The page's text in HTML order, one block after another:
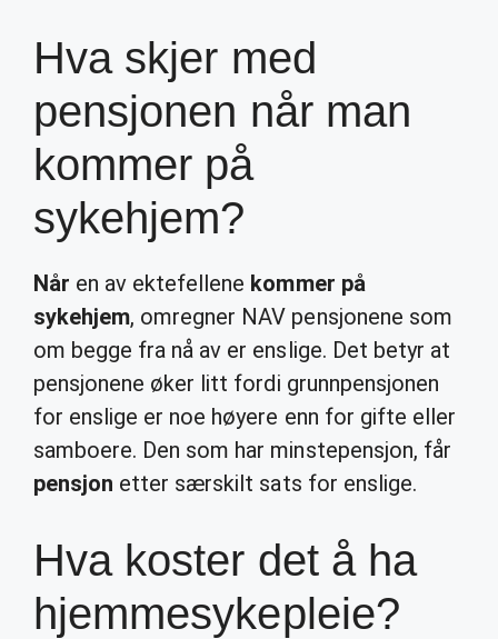
Hva skjer med
pensjonen når man
kommer på
sykehjem?
Når en av ektefellene kommer på
sykehjem, omregner NAV pensjonene som
om begge fra nå av er enslige. Det betyr at
pensjonene øker litt fordi grunnpensjonen
for enslige er noe høyere enn for gifte eller
samboere. Den som har minstepensjon, får
pensjon etter særskilt sats for enslige.
Hva koster det å ha
hjemmesykepleie?